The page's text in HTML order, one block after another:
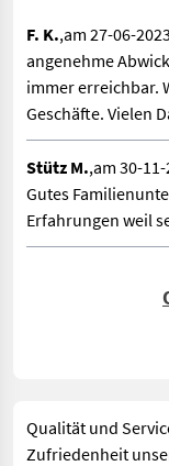
F. K.,am 27-06-2023
angenehme
immer erreichbar.
Geschäfte. Vielen
Stütz M.,am 30-
Gutes
Erfahrungen weil
Qualität und
Zufriedenheit